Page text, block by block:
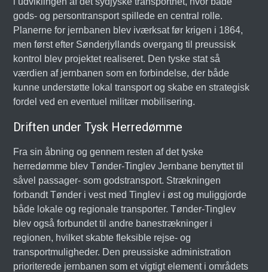
gods- og persontransport spillede en central rolle.
Planerne for jernbanen blev iværksat før krigen i 1864,
men først efter Sønderjyllands overgang til preussisk
kontrol blev projektet realiseret. Den tyske stat så
værdien af jernbanen som en forbindelse, der både
kunne understøtte lokal transport og skabe en strategisk
fordel ved en eventuel militær mobilisering.
Driften under Tysk Herredømme
Fra sin åbning og gennem resten af det tyske
herredømme blev Tønder-Tinglev Jernbane benyttet til
såvel passager- som godstransport. Strækningen
forbandt Tønder i vest med Tinglev i øst og muliggjorde
både lokale og regionale transporter. Tønder-Tinglev
blev også forbundet til andre banestrækninger i
regionen, hvilket skabte fleksible rejse- og
transportmuligheder. Den preussiske administration
prioriterede jernbanen som et vigtigt element i områdets